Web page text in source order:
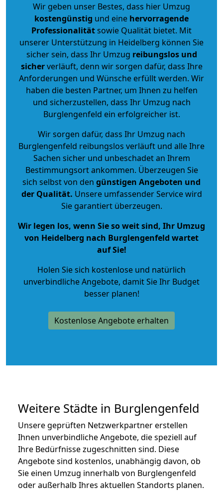
Wir geben unser Bestes, dass hier Umzug
kostengünstig und eine hervorragende
Professionalitätsowie Qualität bietet. Mit
unserer Unterstützung in Heidelberg können Sie
sicher sein, dass Ihr Umzug reibungslos und
sicherverläuft, denn wir sorgen dafür, dass Ihre
Anforderungen und Wünsche erfüllt werden. Wir
haben die besten Partner, um Ihnen zu helfen
und sicherzustellen, dass Ihr Umzug nach
Burglengenfeld ein erfolgreicher ist.
Wir sorgen dafür, dass Ihr Umzug nach
Burglengenfeld reibungslos verläuft und alle Ihre
Sachen sicher und unbeschadet an Ihrem
Bestimmungsort ankommen. Überzeugen Sie
sich selbst von den günstigen Angeboten und
der Qualität. Unsere umfassender Service wird
Sie garantiert überzeugen.
Wir legen los, wenn Sie so weit sind, Ihr Umzug
von Heidelberg nach Burglengenfeld wartet
auf Sie!
Holen Sie sich kostenlose und natürlich
unverbindliche Angebote, damit Sie Ihr Budget
besser planen!
Kostenlose Angebote erhalten
Weitere Städte in Burglengenfeld
Unsere geprüften Netzwerkpartner erstellen
Ihnen unverbindliche Angebote, die speziell auf
Ihre Bedürfnisse zugeschnitten sind. Diese
Angebote sind kostenlos, unabhängig davon, ob
Sie einen Umzug innerhalb von Burglengenfeld
oder außerhalb Ihres aktuellen Standorts planen.